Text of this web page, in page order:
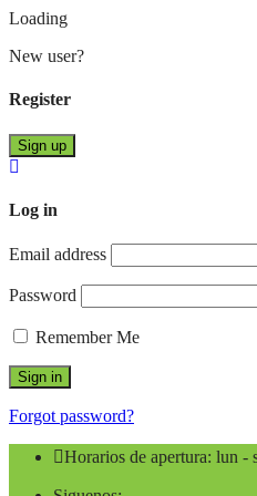
Loading
New user?
Register
Sign up
Log in
Email address
Password
Remember Me
Forgot password?
Horarios de apertura: lun -